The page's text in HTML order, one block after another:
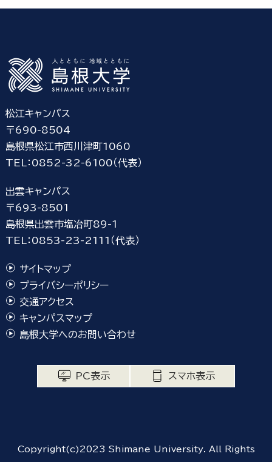
松江キャンパス
〒690-8504
島根県松江市西川津町1060
TEL：0852-32-6100（代表）
出雲キャンパス
〒693-8501
島根県出雲市塩冶町89-1
TEL：0853-23-2111（代表）
サイトマップ
プライバシーポリシー
交通アクセス
キャンパスマップ
島根大学へのお問い合わせ
PC表示 スマホ表示
Copyright(c)2023 Shimane University. All Rights